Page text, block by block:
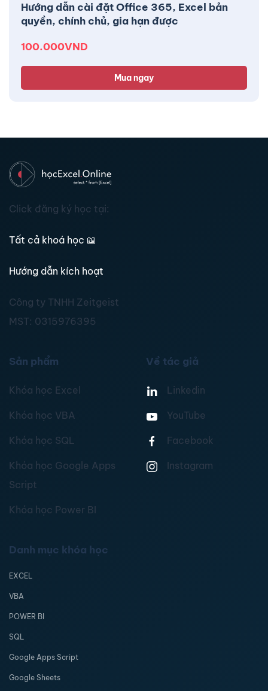
Hướng dẫn cài đặt Office 365, Excel bản
quyền, chính chủ, gia hạn được
100.000VND
Mua ngay
Click đăng ký học tại:
Tất cả khoá học 📖
Hướng dẫn kích hoạt
Công ty TNHH Zeitgeist
MST: 0315976395
Sản phẩm
Khóa học Excel
Khóa học VBA
Khóa học SQL
Khóa học Google Apps
Script
Khóa học Power BI
Về tác giả
Linkedin
YouTube
Facebook
Instagram
Danh mục khóa học
EXCEL
VBA
POWER BI
SQL
Google Apps Script
Google Sheets